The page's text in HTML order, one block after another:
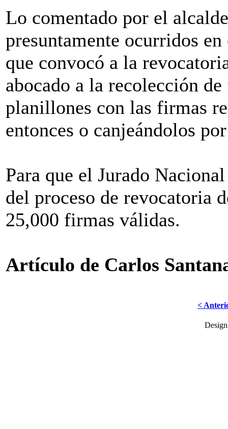
Lo comentado por el
presuntamente ocurridos
que convocó a la
abocado a la recolección
planillones con las firmas
entonces o canjeándolos
Para que el Jurado
del proceso de revocatoria
25,000 firmas válidas.
Artículo de Carlos
<